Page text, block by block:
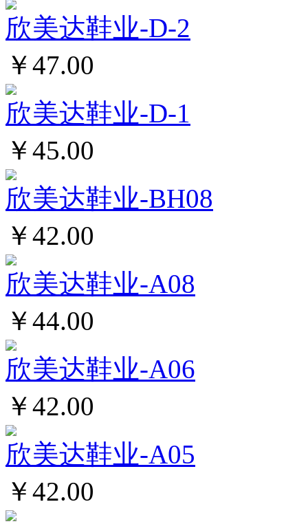
欣美达鞋业-D-2
￥47.00
欣美达鞋业-D-1
￥45.00
欣美达鞋业-BH08
￥42.00
欣美达鞋业-A08
￥44.00
欣美达鞋业-A06
￥42.00
欣美达鞋业-A05
￥42.00